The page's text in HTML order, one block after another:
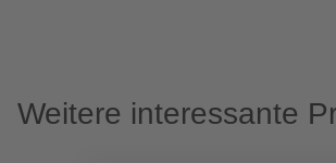
Weitere interessante